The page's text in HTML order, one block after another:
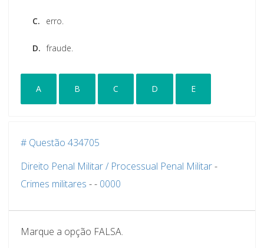
C. erro.
D. fraude.
A B C D E
# Questão 434705
Direito Penal Militar / Processual Penal Militar-
Crimes militares -- 0000
Marque a opção FALSA.